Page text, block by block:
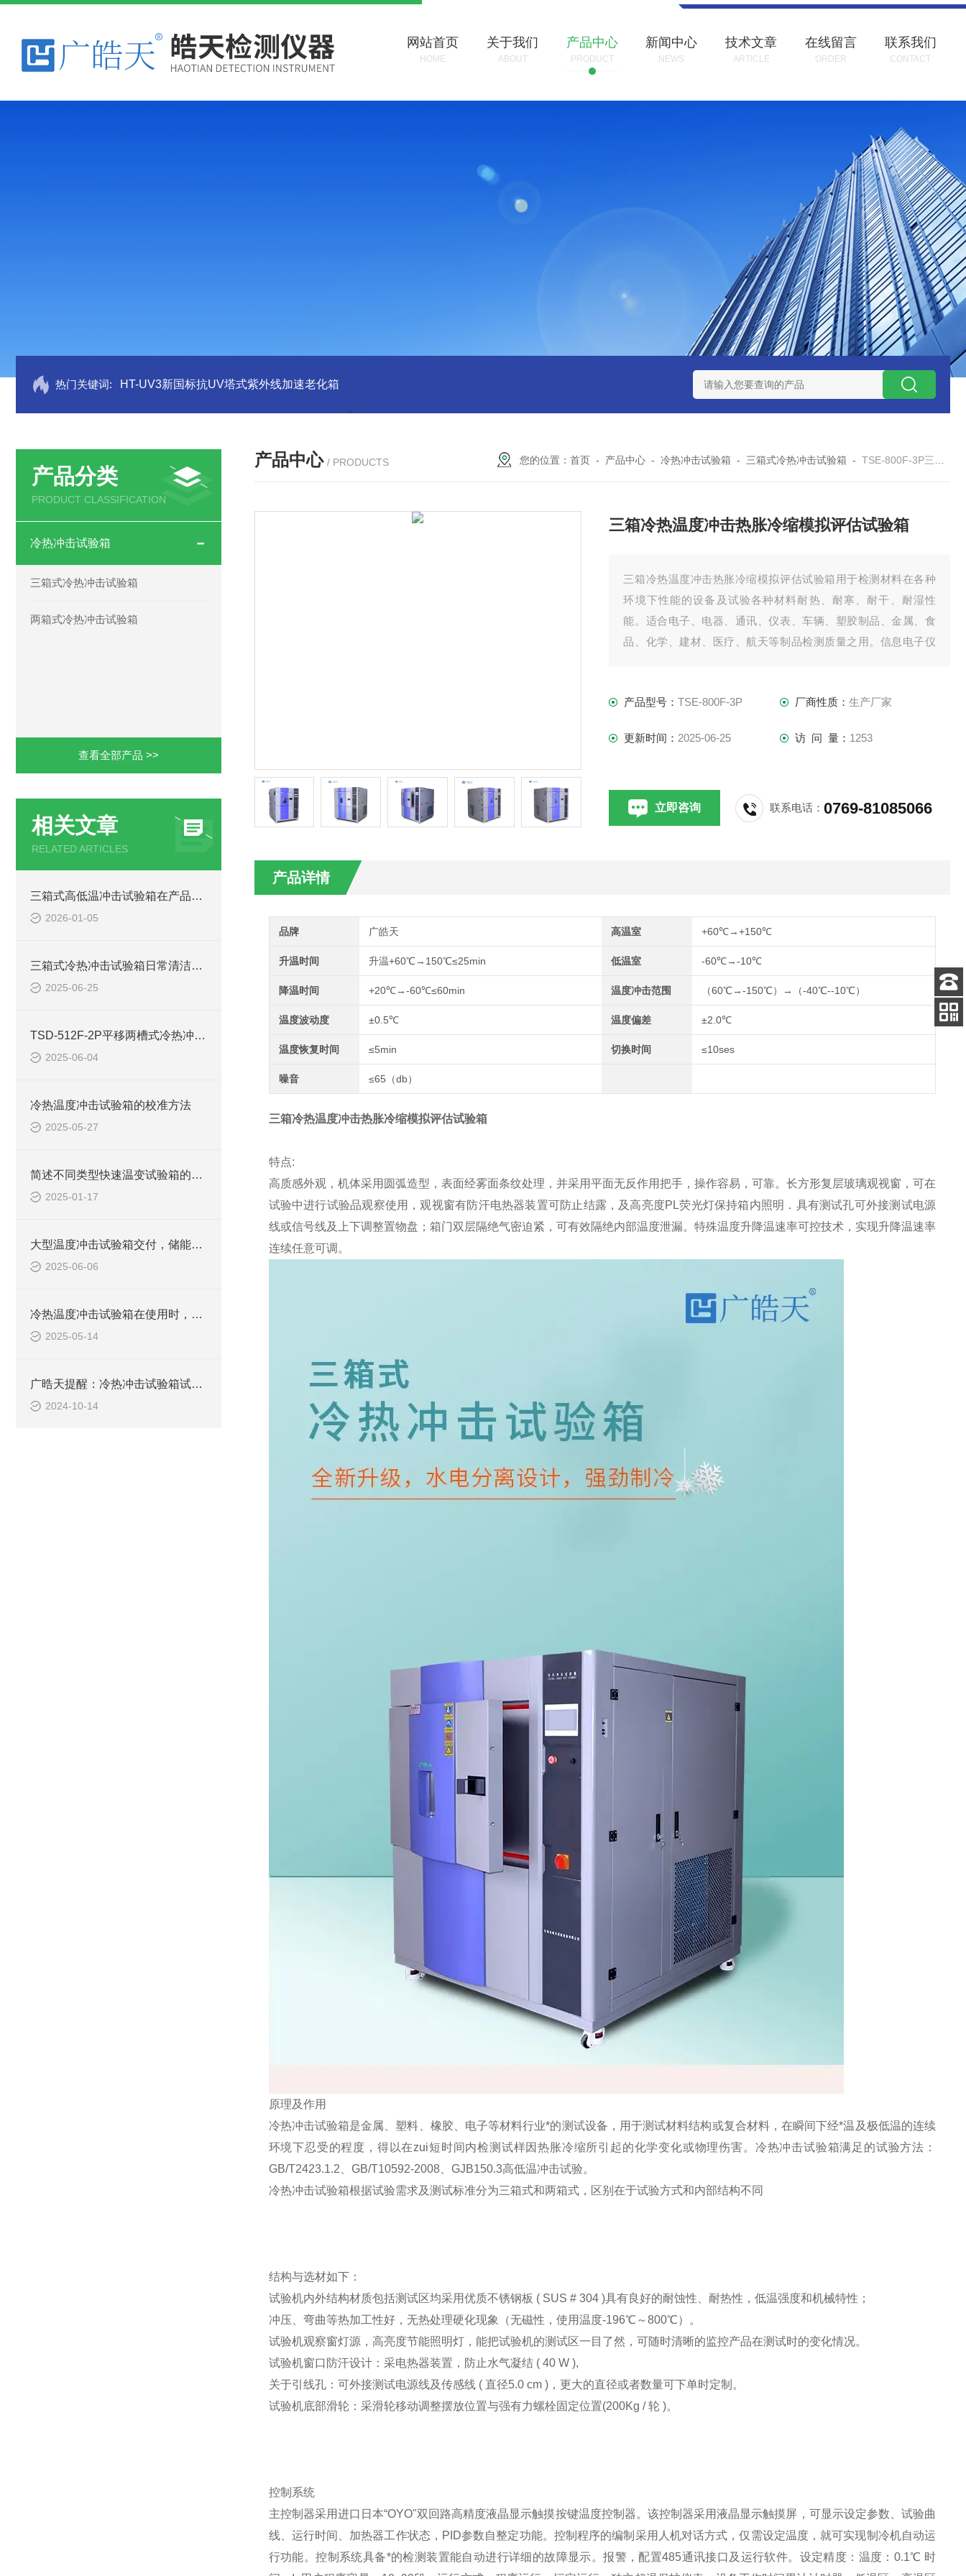
网站首页
HOME
关于我们
ABOUT
产品中心
PRODUCT
新闻中心
NEWS
技术文章
ARTICLE
在线留言
ORDER
联系我们
CONTACT
热门关键词: HT-UV3新国标抗UV塔式紫外线加速老化箱 SH-160广皓天新国标温湿度盐雾试验箱保养维修 SMD-210PF-
产品分类
PRODUCT CLASSIFICATION
冷热冲击试验箱
三箱式冷热冲击试验箱
两箱式冷热冲击试验箱
查看全部产品 >>
相关文章
RELATED ARTICLES
三箱式高低温冲击试验箱在产品质量验证中的价值
2026-01-05
三箱式冷热冲击试验箱日常清洁：延长寿命与保障精度的关键技术
2025-06-25
TSD-512F-2P平移两槽式冷热冲击试验箱
2025-06-04
冷热温度冲击试验箱的校准方法
2025-05-27
简述不同类型快速温变试验箱的特点与应用场景
2025-01-17
大型温度冲击试验箱交付，储能电芯企业全程见证‘安装调试服务’实力”
2025-06-06
冷热温度冲击试验箱在使用时，有一些关键要点需要注意
2025-05-14
广晧天提醒：冷热冲击试验箱试验禁忌物品需知
2024-10-14
产品中心 / PRODUCTS 您的位置：首页 - 产品中心 -冷热冲击试验箱 - 三箱式冷热冲击试验箱 -TSE-800F-3P三箱冷热温度冲击热胀冷缩模拟评估试验箱
三箱冷热温度冲击热胀冷缩模拟评估试验箱
三箱冷热温度冲击热胀冷缩模拟评估试验箱用于检测材料在各种
环境下性能的设备及试验各种材料耐热、耐寒、耐干、耐湿性
能。适合电子、电器、通讯、仪表、车辆、塑胶制品、金属、食
品、化学、建材、医疗、航天等制品检测质量之用。信息电子仪
产品型号：TSE-800F-3P 厂商性质： 生产厂家
更新时间： 2025-06-25 访 问 量： 1253
立即咨询 联系电话：0769-81085066
产品详情
品牌 广皓天 高温室 +60℃→+150℃
升温时间 升温+60℃→150℃≤25min 低温室 -60℃→-10℃
降温时间 +20℃→-60℃≤60min 温度冲击范围 （60℃→-150℃）→（-40℃--10℃）
温度波动度 ±0.5℃ 温度偏差 ±2.0℃
温度恢复时间 ≤5min 切换时间 ≤10ses
噪音 ≤65（db）
三箱冷热温度冲击热胀冷缩模拟评估试验箱
特点:
高质感外观，机体采用圆弧造型，表面经雾面条纹处理，并采用平面无反作用把手，操作容易，可靠。长方形复层玻璃观视窗，可在
试验中进行试验品观察使用，观视窗有防汗电热器装置可防止结露，及高亮度PL荧光灯保持箱内照明．具有测试孔可外接测试电源
线或信号线及上下调整置物盘；箱门双层隔绝气密迫紧，可有效隔绝内部温度泄漏。特殊温度升降温速率可控技术，实现升降温速率
连续任意可调。
原理及作用
冷热冲击试验箱是金属、塑料、橡胶、电子等材料行业*的测试设备，用于测试材料结构或复合材料，在瞬间下经*温及极低温的连续
环境下忍受的程度，得以在zui短时间内检测试样因热胀冷缩所引起的化学变化或物理伤害。冷热冲击试验箱满足的试验方法：
GB/T2423.1.2、GB/T10592-2008、GJB150.3高低温冲击试验。
冷热冲击试验箱根据试验需求及测试标准分为三箱式和两箱式，区别在于试验方式和内部结构不同
结构与选材如下：
试验机内外结构材质包括测试区均采用优质不锈钢板 ( SUS # 304 )具有良好的耐蚀性、耐热性，低温强度和机械特性；
冲压、弯曲等热加工性好，无热处理硬化现象（无磁性，使用温度-196℃～800℃）。
试验机观察窗灯源，高亮度节能照明灯，能把试验机的测试区一目了然，可随时清晰的监控产品在测试时的变化情况。
试验机窗口防汗设计：采电热器装置，防止水气凝结 ( 40 W ),
关于引线孔：可外接测试电源线及传感线 ( 直径5.0 cm )，更大的直径或者数量可下单时定制。
试验机底部滑轮：采滑轮移动调整摆放位置与强有力螺栓固定位置(200Kg / 轮 )。
控制系统
主控制器采用进口日本“OYO"双回路高精度液晶显示触摸按键温度控制器。该控制器采用液晶显示触摸屏，可显示设定参数、试验曲
线、运行时间、加热器工作状态，PID参数自整定功能。控制程序的编制采用人机对话方式，仅需设定温度，就可实现制冷机自动运
行功能。控制系统具备*的检测装置能自动进行详细的故障显示。报警，配置485通讯接口及运行软件。设定精度：温度：0.1℃ 时
客服
电话